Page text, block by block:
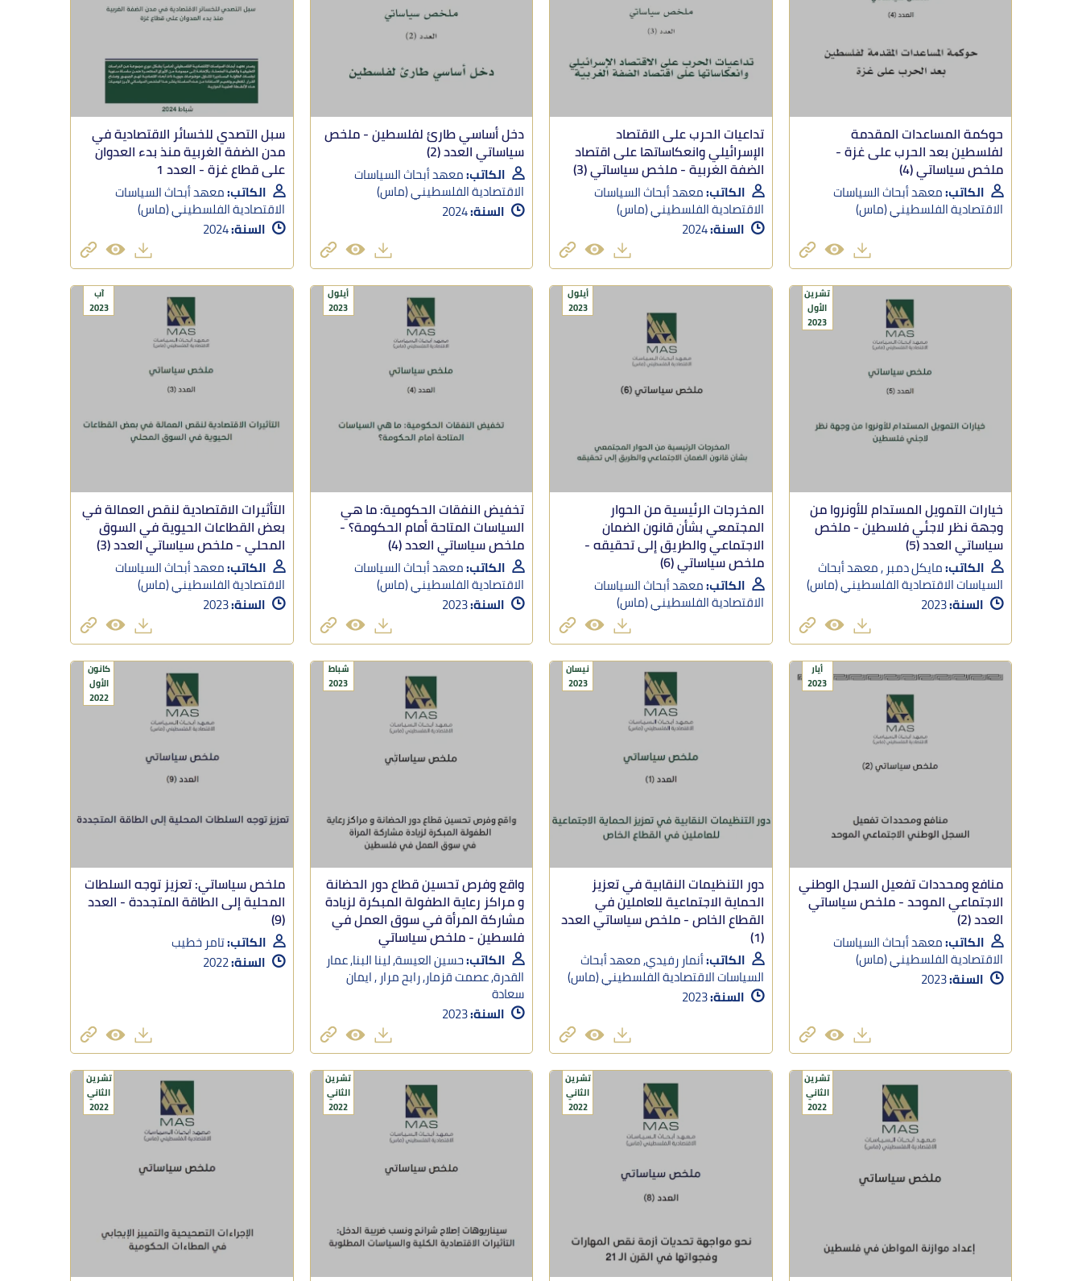
حوكمة المساعدات المقدمة
لفلسطين بعد الحرب على غزة -
ملخص سياساتي (4)
الكاتب:معهد أبحاث السياسات
الاقتصادية الفلسطيني (ماس)
تداعيات الحرب على الاقتصاد
الإسرائيلي وانعكاساتها على اقتصاد
الضفة الغربية - ملخص سياساتي (3)
الكاتب:معهد أبحاث السياسات
الاقتصادية الفلسطيني (ماس)
السنة:2024
دخل أساسي طارئ لفلسطين - ملخص
سياساتي العدد (2)
الكاتب:معهد أبحاث السياسات
الاقتصادية الفلسطيني (ماس)
السنة:2024
سبل التصدي للخسائر الاقتصادية في
مدن الضفة الغربية منذ بدء العدوان
على قطاع غزة - العدد 1
الكاتب:معهد أبحاث السياسات
الاقتصادية الفلسطيني (ماس)
السنة:2024
تشرين
الأول
2023
خيارات التمويل المستدام للأونروا من
وجهة نظر لاجئي فلسطين - ملخص
سياساتي العدد (5)
الكاتب:مايكل دمبر , معهد أبحاث
السياسات الاقتصادية الفلسطيني (ماس)
السنة:2023
أيلول
2023
المخرجات الرئيسية من الحوار
المجتمعي بشأن قانون الضمان
الاجتماعي والطريق إلى تحقيقه -
ملخص سياساتي (6)
الكاتب:معهد أبحاث السياسات
الاقتصادية الفلسطيني (ماس)
أيلول
2023
تخفيض النفقات الحكومية: ما هي
السياسات المتاحة أمام الحكومة؟ -
ملخص سياساتي العدد (4)
الكاتب:معهد أبحاث السياسات
الاقتصادية الفلسطيني (ماس)
السنة:2023
آب
2023
التأثيرات الاقتصادية لنقص العمالة في
بعض القطاعات الحيوية في السوق
المحلي - ملخص سياساتي العدد (3)
الكاتب:معهد أبحاث السياسات
الاقتصادية الفلسطيني (ماس)
السنة:2023
أيار
2023
منافع ومحددات تفعيل السجل الوطني
الاجتماعي الموحد - ملخص سياساتي
العدد (2)
الكاتب:معهد أبحاث السياسات
الاقتصادية الفلسطيني (ماس)
السنة:2023
نيسان
2023
دور التنظيمات النقابية في تعزيز
الحماية الاجتماعية للعاملين في
القطاع الخاص - ملخص سياساتي العدد
(1)
الكاتب:أنمار رفيدي, معهد أبحاث
السياسات الاقتصادية الفلسطيني (ماس)
السنة:2023
شباط
2023
واقع وفرص تحسين قطاع دور الحضانة
و مراكز رعاية الطفولة المبكرة لزيادة
مشاركة المرأة في سوق العمل في
فلسطين - ملخص سياساتي
الكاتب:حسين العيسة, لينا البنا, عمار
القدرة, عصمت قزمار, رابح مرار , ايمان
سعادة
السنة:2023
كانون
الأول
2022
ملخص سياساتي: تعزيز توجه السلطات
المحلية إلى الطاقة المتجددة - العدد
(9)
الكاتب:تامر خطيب
السنة:2022
تشرين
الثاني
2022
تشرين
الثاني
2022
تشرين
الثاني
2022
تشرين
الثاني
2022